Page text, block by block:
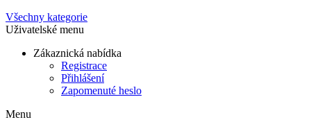
Všechny kategorie
Uživatelské menu
Zákaznická nabídka
Registrace
Přihlášení
Zapomenuté heslo
Menu